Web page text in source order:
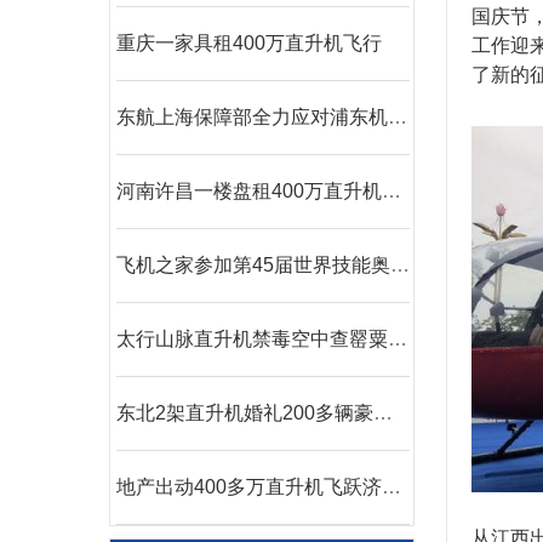
重庆一家具租400万直升机飞行
东航上海保障部全力应对浦东机场低云天气
河南许昌一楼盘租400万直升机360度空中看房
飞机之家参加第45届世界技能奥林匹克选拔赛
太行山脉直升机禁毒空中查罂粟成新手段
东北2架直升机婚礼200多辆豪车助阵直升机接亲成时尚
地产出动400多万直升机飞跃济南千佛山大明湖
国庆节
工作迎
了新的
从江西